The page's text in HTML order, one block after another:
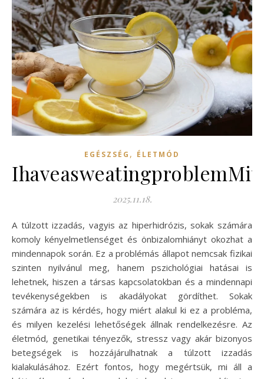
EGÉSZSÉG , ÉLETMÓD
2025.11.18.
A túlzott izzadás, vagyis az hiperhidrózis, sokak számára
komoly kényelmetlenséget és önbizalomhiányt okozhat a
mindennapok során. Ez a problémás állapot nemcsak fizikai
szinten nyilvánul meg, hanem pszichológiai hatásai is
lehetnek, hiszen a társas kapcsolatokban és a mindennapi
tevékenységekben is akadályokat gördíthet. Sokak
számára az is kérdés, hogy miért alakul ki ez a probléma,
és milyen kezelési lehetőségek állnak rendelkezésre. Az
életmód, genetikai tényezők, stressz vagy akár bizonyos
betegségek is hozzájárulhatnak a túlzott izzadás
kialakulásához. Ezért fontos, hogy megértsük, mi áll a